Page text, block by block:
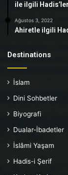
ile ilgili Hadis’ler
Ağustos 3, 2022
Ahiretle ilgili
Destinations
İslam
Dini Sohbetler
Biyografi
Dualar-İbadetler
İslâmi Yaşam
Hadis-i Şerif